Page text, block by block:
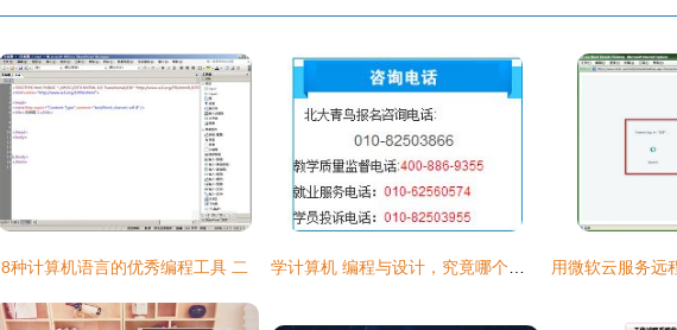
8种计算机语言的优秀编程工具 二